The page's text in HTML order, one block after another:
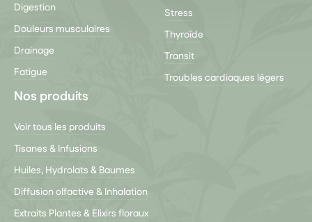
Digestion
Douleurs musculaires
Drainage
Fatigue
Stress
Thyroïde
Transit
Troubles cardiaques légers
Nos produits
Voir tous les produits
Tisanes & Infusions
Huiles, Hydrolats & Baumes
Diffusion olfactive & Inhalation
Extraits Plantes & Elixirs floraux